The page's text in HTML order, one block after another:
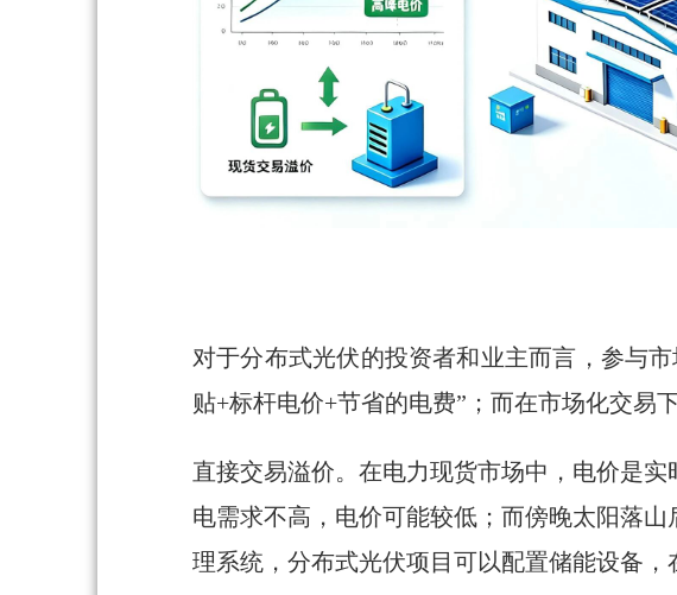
对于分布式光伏的投资者和业主而言，参与
贴+标杆电价+节省的电费”；而在市场化交易
直接交易溢价。在电力现货市场中，电价是
电需求不高，电价可能较低；而傍晚太阳落
理系统，分布式光伏项目可以配置储能设备